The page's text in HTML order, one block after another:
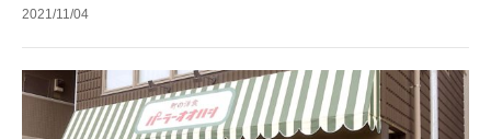
2021/11/04